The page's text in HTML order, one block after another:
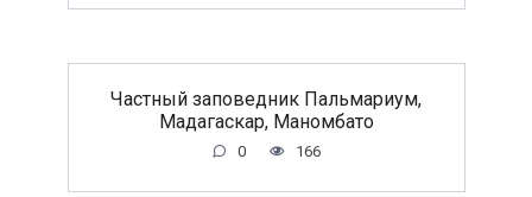
Частный заповедник Пальмариум,
Мадагаскар, Маномбато
0 166